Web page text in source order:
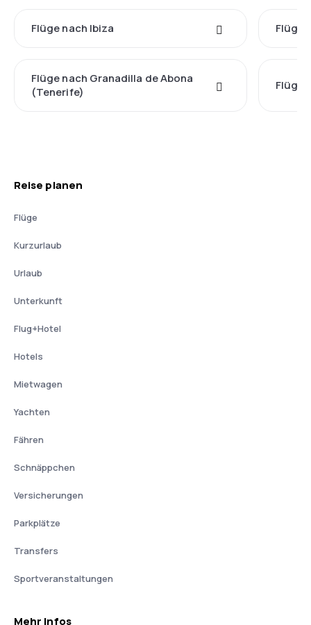
Flüge nach Ibiza Flüge
Flüge nach Granadilla de Abona
(Tenerife)
Flüge
Reise planen
Flüge
Kurzurlaub
Urlaub
Unterkunft
Flug+Hotel
Hotels
Mietwagen
Yachten
Fähren
Schnäppchen
Versicherungen
Parkplätze
Transfers
Sportveranstaltungen
Mehr Infos